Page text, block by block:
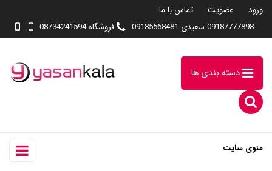
ورود عضویت
تماس با ما
09187777898 سعیدی 09185568481
فروشگاه 08734241594
دسته بندی ها
منوی سایت